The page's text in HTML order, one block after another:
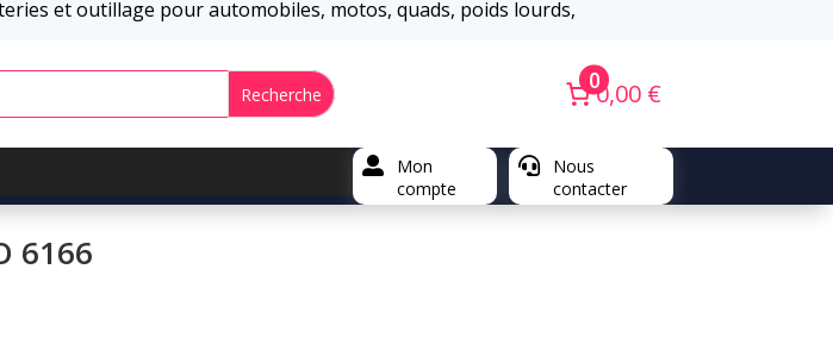
et outillage pour automobiles, motos, quads, poids lourds,
Recherche
00,00 €

Mon
compte

Nous
contacter
6166